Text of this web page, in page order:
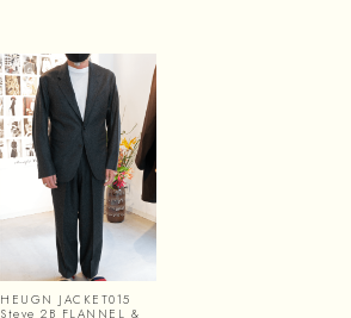
HEUGN JACKET015
Steve 2B FLANNEL &